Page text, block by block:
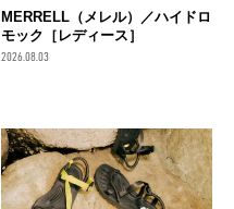
MERRELL（メレル）／ハイドロ
モック［レディース］
2026.08.03